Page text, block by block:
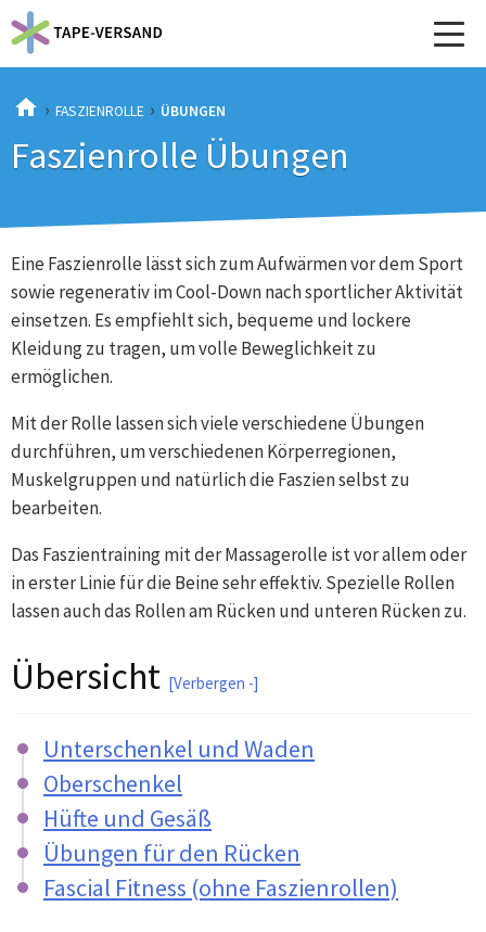
STA
EITE
› FASZIENROLLE › ÜBUNGEN
Faszienrolle Übungen
Eine Faszienrolle lässt sich zum Aufwärmen vor dem Sport
sowie regenerativ im Cool-Down nach sportlicher Aktivität
einsetzen. Es empfiehlt sich, bequeme und lockere
Kleidung zu tragen, um volle Beweglichkeit zu
ermöglichen.
Mit der Rolle lassen sich viele verschiedene Übungen
durchführen, um verschiedenen Körperregionen,
Muskelgruppen und natürlich die Faszien selbst zu
bearbeiten.
Das Faszientraining mit der Massagerolle ist vor allem oder
in erster Linie für die Beine sehr effektiv. Spezielle Rollen
lassen auch das Rollen am Rücken und unteren Rücken zu.
Übersicht Verbergen -
Unterschenkel und Waden
Oberschenkel
Hüfte und Gesäß
Übungen für den Rücken
Fascial Fitness (ohne Faszienrollen)